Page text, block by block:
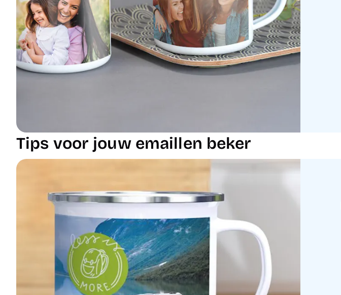
Tips voor jouw emaillen beker